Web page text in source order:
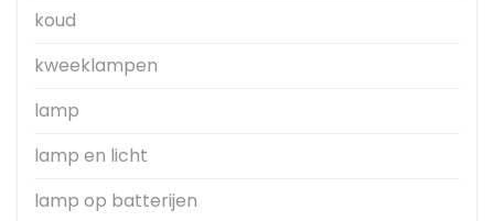
koud
kweeklampen
lamp
lamp en licht
lamp op batterijen